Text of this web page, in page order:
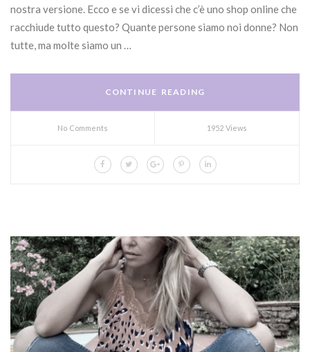
nostra versione. Ecco e se vi dicessi che c’è uno shop online che
racchiude tutto questo? Quante persone siamo noi donne? Non
tutte, ma molte siamo un …
CONTINUE READING
No Comments 1952 Views